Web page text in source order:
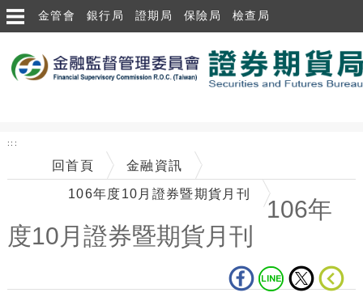
跳到主要內容區塊
金管會 銀行局 證期局 保險局 檢查局
:::
回首頁 金融資訊
106年度10月證券暨期貨月刊
106年
度10月證券暨期貨月刊